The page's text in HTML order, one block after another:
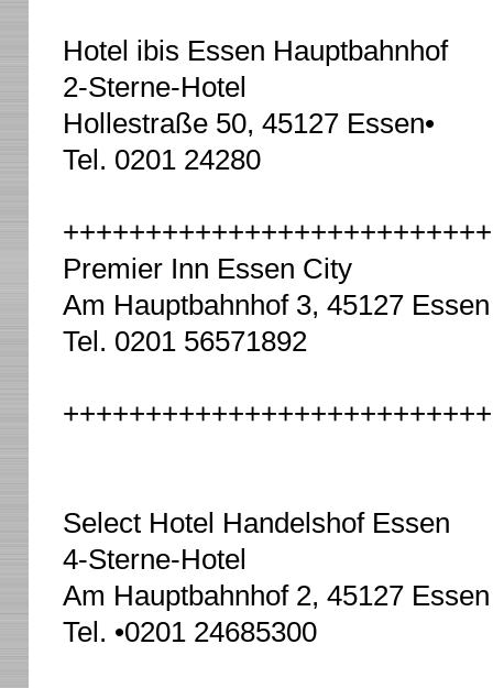
Hotel ibis Essen Hauptbahnhof
2-Sterne-Hotel
Hollestraße 50, 45127 Essen•
Tel. 0201 24280
Premier Inn Essen City
Am Hauptbahnhof 3, 45127 Essen
Tel. 0201 56571892
Select Hotel Handelshof Essen
4-Sterne-Hotel
Am Hauptbahnhof 2, 45127 Essen
Tel. •0201 24685300